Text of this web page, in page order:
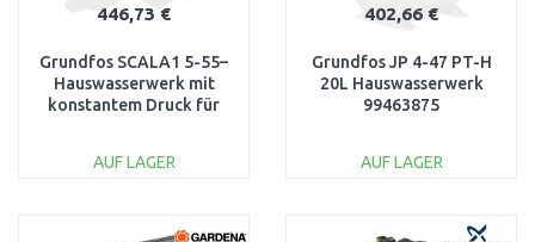
446,73 €
Grundfos SCALA1 5-55–
Hauswasserwerk mit
konstantem Druck für
AUF LAGER
402,66 €
Grundfos JP 4-47 PT-H
20L Hauswasserwerk
99463875
AUF LAGER